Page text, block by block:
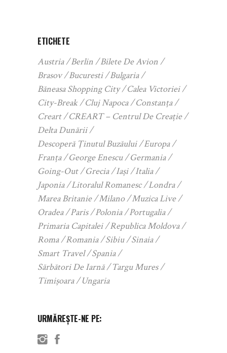
ETICHETE
Austria Berlin
Bilete De Avion
Brasov
Bucuresti
Bulgaria
Băneasa Shopping City
Calea Victoriei
City-Break
Cluj Napoca
Constanța
Creart
CREART – Centrul De Creație
Delta Dunării
Descoperă Ținutul Buzăului
Europa
Franța
George Enescu
Germania
Going-Out
Grecia Iași
Italia
Japonia
Litoralul Romanesc
Londra
Marea Britanie
Milano
Muzica Live
Oradea
Paris Polonia
Portugalia
Primaria Capitalei
Republica Moldova
Roma
Romania Sibiu
Sinaia
Smart Travel
Spania
Sărbători De Iarnă
Targu Mures
Timișoara
Ungaria
URMĂREȘTE-NE PE: